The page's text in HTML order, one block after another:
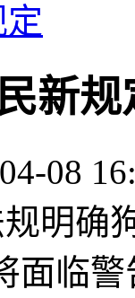
新规
08
明确
面临